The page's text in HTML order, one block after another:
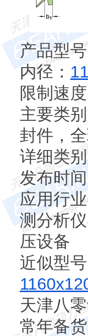
产品型
内径：
限制速
主要类别
封件，
详细类
发布时
应用行
测分析
压设备
近似型
天津八
常年备